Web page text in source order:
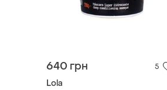
640 грн 5
Lola